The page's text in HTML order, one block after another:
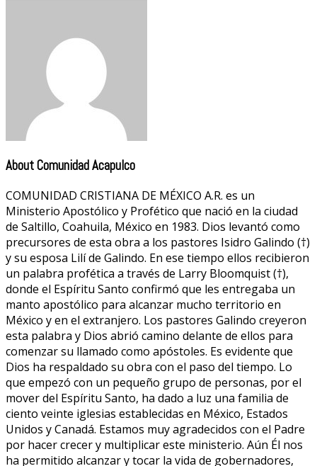
About Comunidad Acapulco
COMUNIDAD CRISTIANA DE MÉXICO A.R. es un
Ministerio Apostólico y Profético que nació en la ciudad
de Saltillo, Coahuila, México en 1983. Dios levantó como
precursores de esta obra a los pastores Isidro Galindo (†)
y su esposa Lilí de Galindo. En ese tiempo ellos recibieron
un palabra profética a través de Larry Bloomquist (†),
donde el Espíritu Santo confirmó que les entregaba un
manto apostólico para alcanzar mucho territorio en
México y en el extranjero. Los pastores Galindo creyeron
esta palabra y Dios abrió camino delante de ellos para
comenzar su llamado como apóstoles. Es evidente que
Dios ha respaldado su obra con el paso del tiempo. Lo
que empezó con un pequeño grupo de personas, por el
mover del Espíritu Santo, ha dado a luz una familia de
ciento veinte iglesias establecidas en México, Estados
Unidos y Canadá. Estamos muy agradecidos con el Padre
por hacer crecer y multiplicar este ministerio. Aún Él nos
ha permitido alcanzar y tocar la vida de gobernadores,